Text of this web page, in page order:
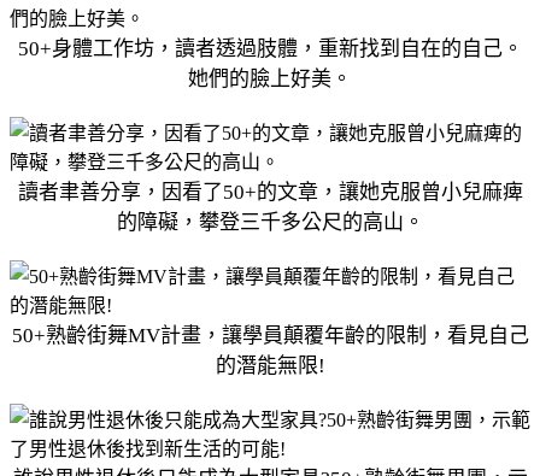
50+身體工作坊，讀者透過肢體，重新找到自在的自己。
她們的臉上好美。
讀者聿善分享，因看了50+的文章，讓她克服曾小兒麻痺
的障礙，攀登三千多公尺的高山。
50+熟齡街舞MV計畫，讓學員顛覆年齡的限制，看見自己
的潛能無限!